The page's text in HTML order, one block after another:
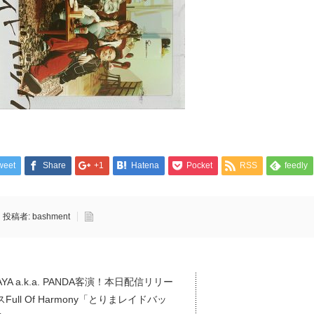
Share +1 Hatena Pocket RSS feedly
投稿者: bashment
a.k.a. PANDA客演！本日配信リリー
Full Of Harmony「とりまレイドバッ